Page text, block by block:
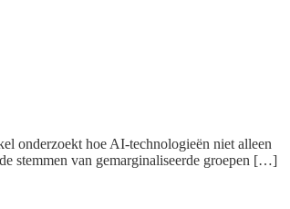
onderzoekt hoe AI-technologieën niet alleen
stemmen van gemarginaliseerde groepen […]